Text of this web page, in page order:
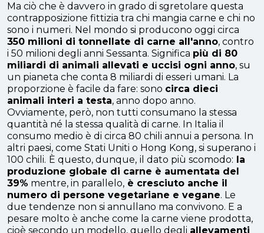
Ma ciò che è davvero in grado di sgretolare questa
contrapposizione fittizia tra chi mangia carne e chi no
sono i numeri. Nel mondo si producono oggi circa
350 milioni di tonnellate di carne all'anno, contro
i 50 milioni degli anni Sessanta. Significa più di 80
miliardi di animali allevati e uccisi ogni anno, su
un pianeta che conta 8 miliardi di esseri umani. La
proporzione è facile da fare: sono circa dieci
animali interi a testa, anno dopo anno.
Ovviamente, però, non tutti consumano la stessa
quantità né la stessa qualità di carne. In Italia il
consumo medio è di circa 80 chili annui a persona. In
altri paesi, come Stati Uniti o Hong Kong, si superano i
100 chili. È questo, dunque, il dato più scomodo: la
produzione globale di carne è aumentata del
39% mentre, in parallelo, è cresciuto anche il
numero di persone vegetariane e vegane. Le
due tendenze non si annullano ma convivono. E a
pesare molto è anche come la carne viene prodotta,
cioè secondo un modello, quello degli allevamenti